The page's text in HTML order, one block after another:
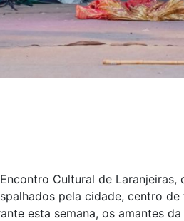
Cultural de
pela cidade, centro
esta semana, os amantes